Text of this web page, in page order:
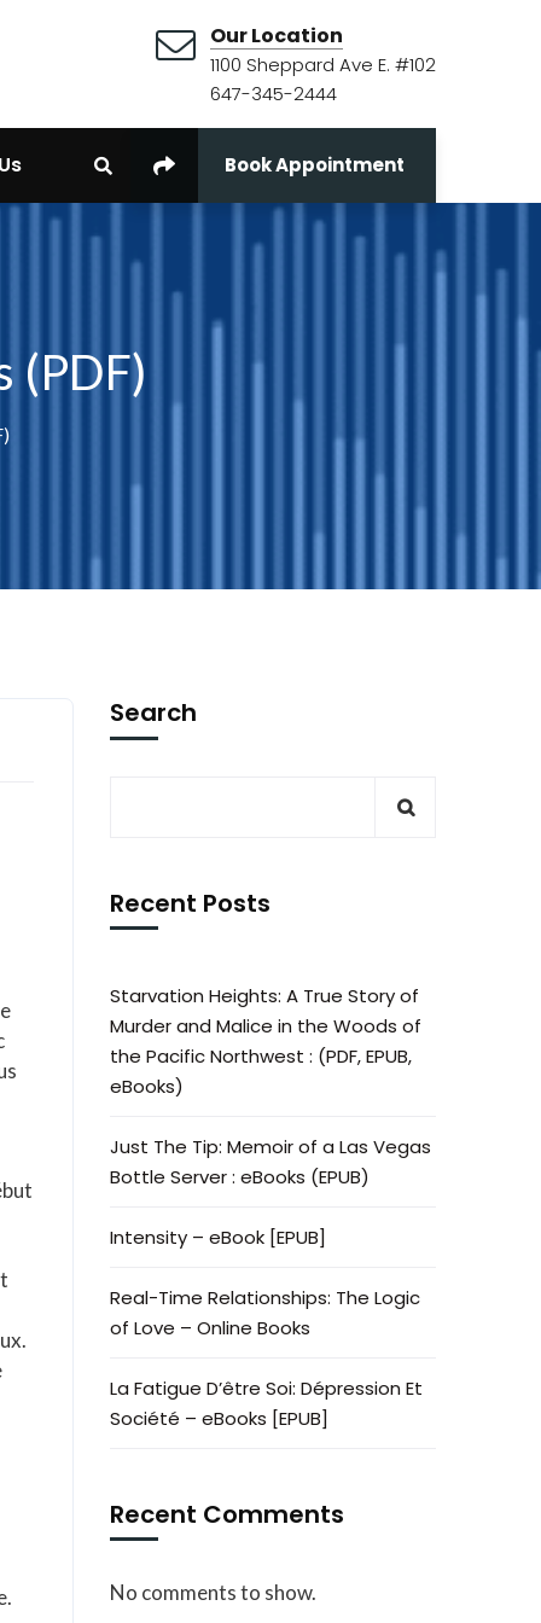
Our Location
1100 Sheppard Ave E. #102
647-345-2444
Book Appointment
(PDF)
Search
Recent Posts
Starvation Heights: A True Story of
Murder and Malice in the Woods of
the Pacific Northwest : (PDF, EPUB,
eBooks)
Just The Tip: Memoir of a Las Vegas
Bottle Server : eBooks (EPUB)
Intensity – eBook [EPUB]
Real-Time Relationships: The Logic
of Love – Online Books
La Fatigue D’être Soi: Dépression Et
Société – eBooks [EPUB]
Recent Comments
No comments to show.